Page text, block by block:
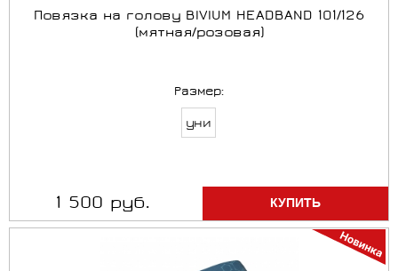
Повязка на голову BIVIUM HEADBAND 101/126
(мятная/розовая)
Размер:
уни
1 500 руб.